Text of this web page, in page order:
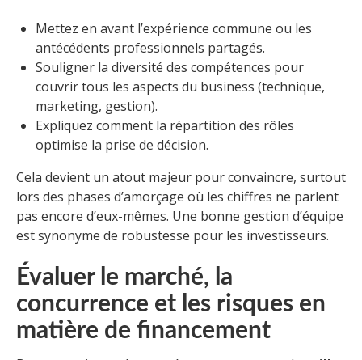
Mettez en avant l’expérience commune ou les
antécédents professionnels partagés.
Souligner la diversité des compétences pour
couvrir tous les aspects du business (technique,
marketing, gestion).
Expliquez comment la répartition des rôles
optimise la prise de décision.
Cela devient un atout majeur pour convaincre, surtout
lors des phases d’amorçage où les chiffres ne parlent
pas encore d’eux-mêmes. Une bonne gestion d’équipe
est synonyme de robustesse pour les investisseurs.
Évaluer le marché, la
concurrence et les risques en
matière de financement